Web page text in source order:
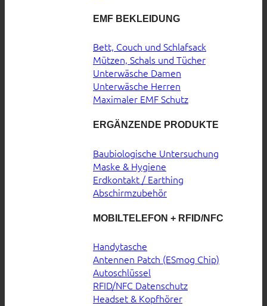
EMF BEKLEIDUNG
Bett, Couch und Schlafsack
Mützen, Schals und Tücher
Unterwäsche Damen
Unterwäsche Herren
Maximaler EMF Schutz
ERGÄNZENDE PRODUKTE
Baubiologische Untersuchung
Maske & Hygiene
Erdkontakt / Earthing
Abschirmzubehör
MOBILTELEFON + RFID/NFC
Handytasche
Antennen Patch (ESmog Chip)
Autoschlüssel
RFID/NFC Datenschutz
Headset & Kopfhörer